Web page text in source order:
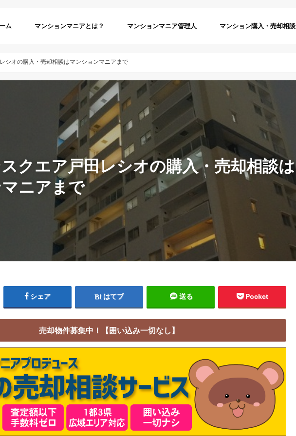
ム マンションマニアとは？ マンションマニア管理人 マンション購入・売却相談
シオの購入・売却相談はマンションマニアまで
クエア戸田レシオの購入・売却相談は
ニアまで
シェア はてブ 送る Pocket
売却物件募集中！【囲い込み一切なし】